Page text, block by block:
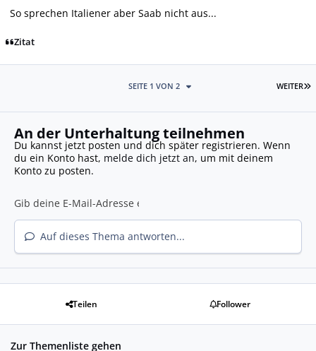
So sprechen Italiener aber Saab nicht aus...
Zitat
WEITER
SEITE 1 VON 2
An der Unterhaltung teilnehmen
Du kannst jetzt posten und dich später registrieren. Wenn
du ein Konto hast, melde dich jetzt an, um mit deinem
Konto zu posten.
Auf dieses Thema antworten...
Teilen Follower
Zur Themenliste gehen